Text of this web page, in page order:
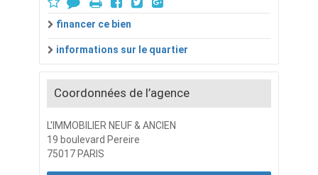
financer ce bien
informations sur le quartier
Coordonnées de l’agence
L'IMMOBILIER NEUF & ANCIEN
19 boulevard Pereire
75017 PARIS